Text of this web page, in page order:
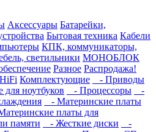
Аксессуары Батарейки,
Бытовая техника Кабели
КПК, коммуникаторы,
светильники МОНОБЛОК
Разное Распродажа!
Комплектующие
- Приводы
ноутбуков
- Процессоры
-
- Материнские платы
платы для
памяти - Жесткие диски
-